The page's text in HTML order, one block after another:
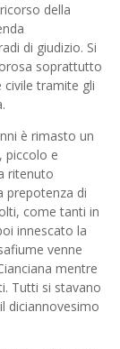
della
di giudizio. Si
soprattutto
tramite gli
è rimasto un
piccolo e
ritenuto
prepotenza di
come tanti in
innescato la
venne
mentre
Tutti si stavano
diciannovesimo